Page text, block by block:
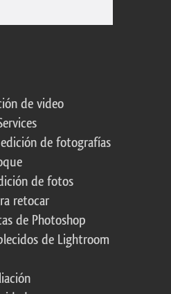
de video
de fotografías
de fotos
retocar
de Photoshop
de Lightroom